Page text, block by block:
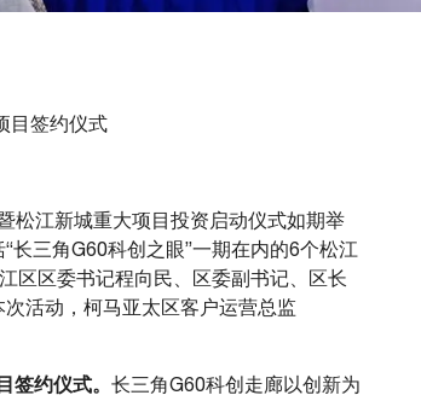
目签约仪式
松江新城重大项目投资启动仪式如期举
长三角G60科创之眼”一期在内的6个松江
区区委书记程向民、区委副书记、区长
活动，柯马亚太区客户运营总监
签约仪式。 长三角G60科创走廊以创新为